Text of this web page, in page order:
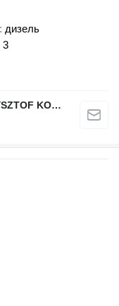
дизель
3
AUTO-HANDEL IMPORT EXPORT KRZYSZTOF KONEFAŁ